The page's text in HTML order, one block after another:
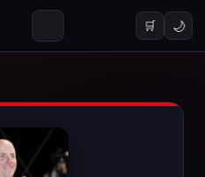
🛒 🌙